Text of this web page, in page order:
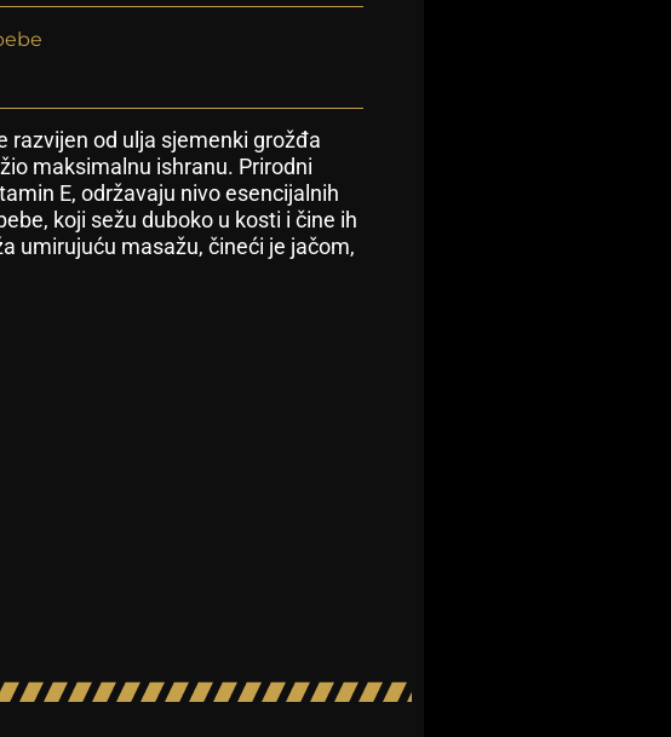
razvijen od ulja sjemenki grožđa
maksimalnu ishranu. Prirodni
E, održavaju nivo esencijalnih
koji sežu duboko u kosti i čine ih
umirujuću masažu, čineći je jačom,